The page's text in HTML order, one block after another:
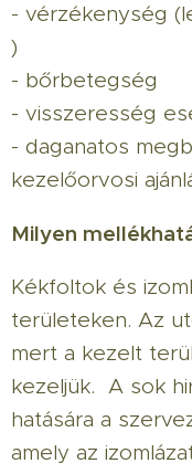
- vérzékenység
)
- bőrbetegség
- visszeresség
- daganatos
kezelőorvosi
Milyen
Kékfoltok és
területeken. Az
mert a kezelt
kezeljük. A sok
hatására a
amely az